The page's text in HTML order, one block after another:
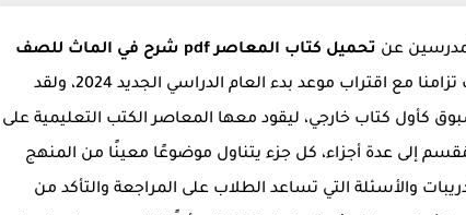
عن
تحميل كتاب المعاصر pdf شرح في الماث للصف
، ويأتي ذلك تزامنا مع اقتراب موعد بدء العام الدراسي الجديد 2024، ولقد
كتاب خارجي، ليقود معها المعاصر الكتب التعليمية على
مُقسم إلى عدة أجزاء، كل جزء يتناول موضوعًا معينًا من المنهج
والأسئلة التي تساعد الطلاب على المراجعة والتأكد من